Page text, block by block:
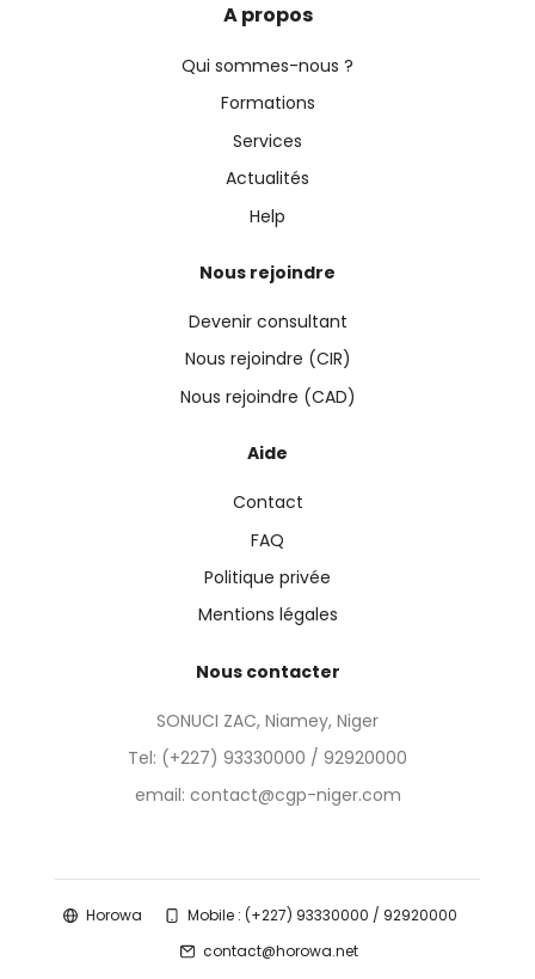
A propos
Qui sommes-nous ?
Formations
Services
Actualités
Help
Nous rejoindre
Devenir consultant
Nous rejoindre (CIR)
Nous rejoindre (CAD)
Aide
Contact
FAQ
Politique privée
Mentions légales
Nous contacter
SONUCI ZAC, Niamey, Niger
Tel: (+227) 93330000 / 92920000
email: contact@cgp-niger.com
Horowa
Mobile : (+227) 93330000 / 92920000
contact@horowa.net